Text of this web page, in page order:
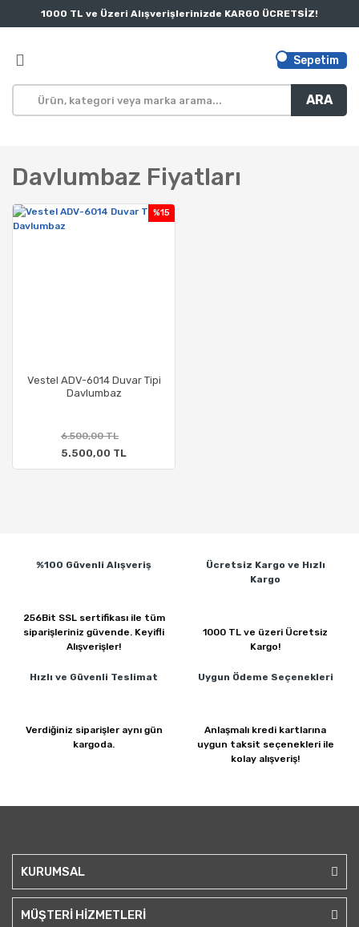
1000 TL ve Üzeri Alışverişlerinizde KARGO ÜCRETSİZ!
ARA
Sepetim
Davlumbaz Fiyatları
Vestel ADV-6014 Duvar Tipi
Davlumbaz
%15
6.500,00 TL
5.500,00 TL
%100 Güvenli Alışveriş
256Bit SSL sertifikası ile tüm
siparişleriniz güvende. Keyifli
Alışverişler!
Ücretsiz Kargo ve Hızlı
Kargo
1000 TL ve üzeri Ücretsiz
Kargo!
Hızlı ve Güvenli Teslimat
Verdiğiniz siparişler aynı gün
kargoda.
Uygun Ödeme Seçenekleri
Anlaşmalı kredi kartlarına
uygun taksit seçenekleri ile
kolay alışveriş!
KURUMSAL
MÜŞTERİ HİZMETLERİ